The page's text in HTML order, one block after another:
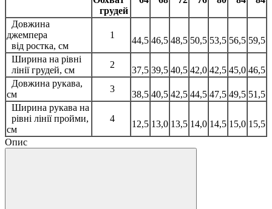
грудей
Довжина
джемпера
від ростка, см
1
44,5 46,5 48,5 50,5 53,5 56,5 59,5
Ширина на рівні
лінії грудей, см
2
37,5 39,5 40,5 42,0 42,5 45,0 46,5
Довжина рукава,
см
3
38,5 40,5 42,5 44,5 47,5 49,5 51,5
Ширина рукава на
рівні лінії пройми,
см
4
12,5 13,0 13,5 14,0 14,5 15,0 15,5
Опис